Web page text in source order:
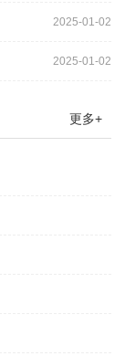
2025-01-02
2025-01-02
更多+